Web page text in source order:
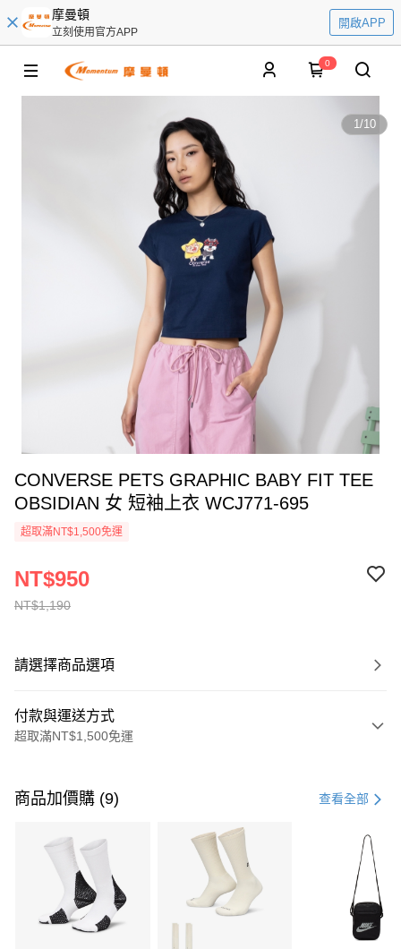
摩曼頓
立刻使用官方APP
開啟APP
0
1/10
CONVERSE PETS GRAPHIC BABY FIT TEE
OBSIDIAN 女 短袖上衣 WCJ771-695
超取滿NT$1,500免運
NT$1,190
NT$950
請選擇商品選項
付款與運送方式
超取滿NT$1,500免運
信用卡一次付款
3 期 0 利率 每期 21家銀行
合作金庫商業銀行
第一商業銀行
華南商業銀行
彰化商業銀行
上海商業儲蓄銀行
Apple Pay
商品加價購 (9) 查看全部